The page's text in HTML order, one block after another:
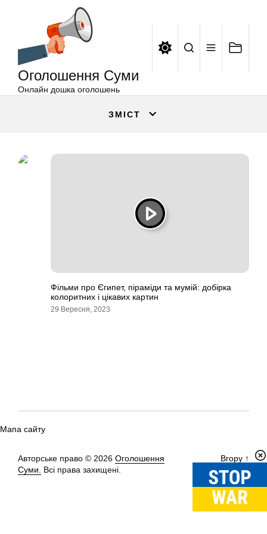
Оголошення Суми
Онлайн дошка оголошень
ЗМІСТ
Фільми про Єгипет, піраміди та мумій: добірка
колоритних і цікавих картин
29 Вересня, 2023
Мапа сайту
Авторське право © 2026 Оголошення
Суми.
Всі права захищені.
Вгору ↑